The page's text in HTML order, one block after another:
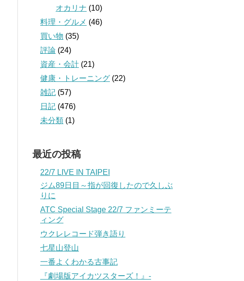
オカリナ (10)
料理・グルメ (46)
買い物 (35)
評論 (24)
資産・会計 (21)
健康・トレーニング (22)
雑記 (57)
日記 (476)
未分類 (1)
最近の投稿
22/7 LIVE IN TAIPEI
ジム89日目～指が回復したので久しぶ
りに
ATC Special Stage 22/7 ファンミーテ
ィング
ウクレレコード弾き語り
七星山登山
一番よくわかる古事記
『劇場版アイカツスターズ！』-